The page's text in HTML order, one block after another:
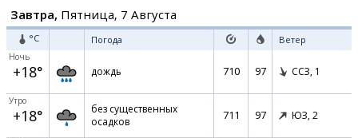
Завтра, Пятница, 7 Августа
°C Погода Ветер
Ночь
+18° дождь 710 97 ССЗ, 1
Утро
+18°
без существенных
осадков
711 97 ЮЗ, 2